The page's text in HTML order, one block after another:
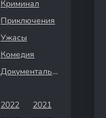
Криминал
Приключения
Ужасы
Комедия
Документальный
2022
2021